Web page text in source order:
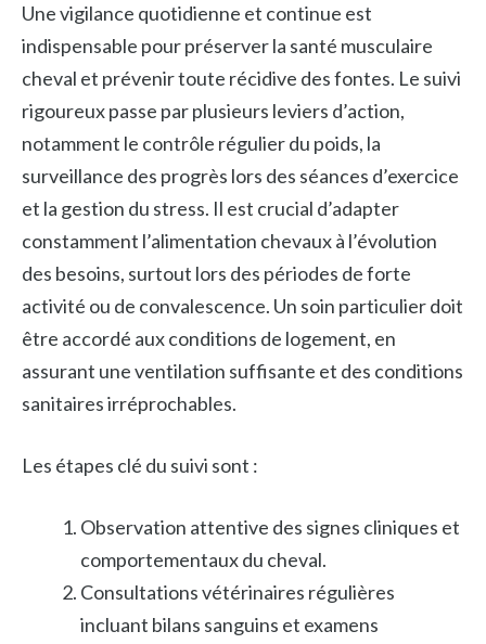
Une vigilance quotidienne et continue est
indispensable pour préserver la santé musculaire
cheval et prévenir toute récidive des fontes. Le suivi
rigoureux passe par plusieurs leviers d’action,
notamment le contrôle régulier du poids, la
surveillance des progrès lors des séances d’exercice
et la gestion du stress. Il est crucial d’adapter
constamment l’alimentation chevaux à l’évolution
des besoins, surtout lors des périodes de forte
activité ou de convalescence. Un soin particulier doit
être accordé aux conditions de logement, en
assurant une ventilation suffisante et des conditions
sanitaires irréprochables.
Les étapes clé du suivi sont :
Observation attentive des signes cliniques et
comportementaux du cheval.
Consultations vétérinaires régulières
incluant bilans sanguins et examens